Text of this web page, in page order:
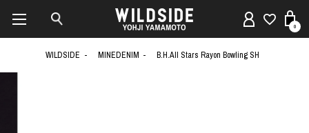
0
WILDSIDE MINEDENIM B.H.All Stars Rayon Bowling SH